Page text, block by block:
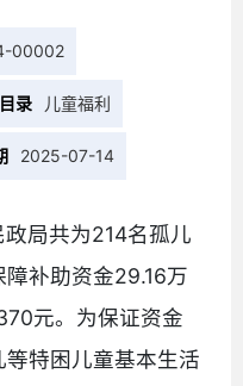
00002
录 儿童福利
2025-07-14
局共为214名孤儿
补助资金29.16万
元。为保证资金
特困儿童基本生活